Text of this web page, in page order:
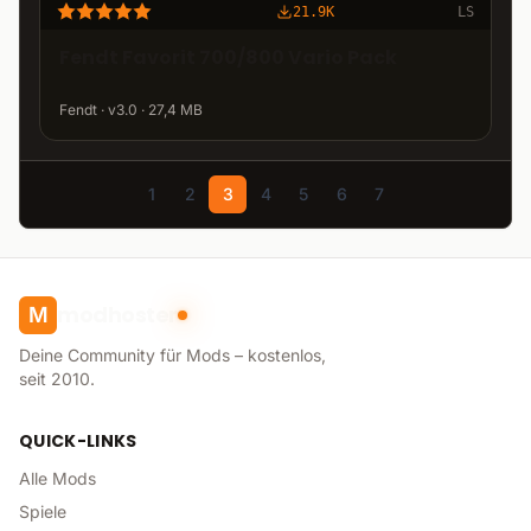
21.9K LS
Fendt · v3.0 · 27,4 MB
1 2 3 4 5 6 7
M modhoster
Deine Community für Mods – kostenlos,
seit 2010.
QUICK-LINKS
Alle Mods
Spiele